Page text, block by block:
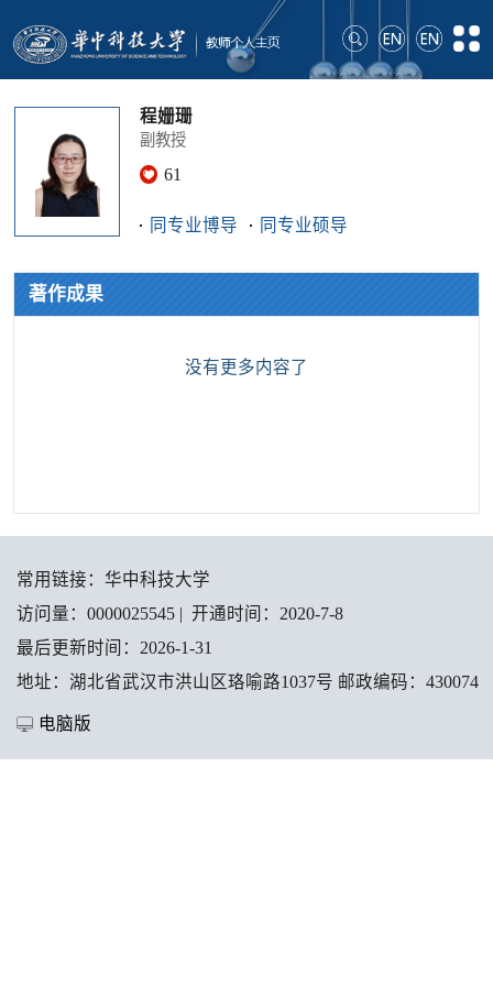
程姗珊
副教授
61
同专业博导 同专业硕导
著作成果
没有更多内容了
常用链接： 华中科技大学
访问量： 0000025545| 开通时间： 2020-7-8
最后更新时间： 2026-1-31
地址：湖北省武汉市洪山区珞喻路1037号 邮政编码：430074
电脑版